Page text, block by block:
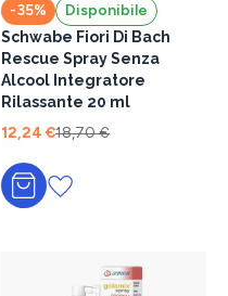
-35% Disponibile
Schwabe Fiori Di Bach
Rescue Spray Senza
Alcool Integratore
Rilassante 20 ml
12,24 €18,70 €
Aggiungi al carrello